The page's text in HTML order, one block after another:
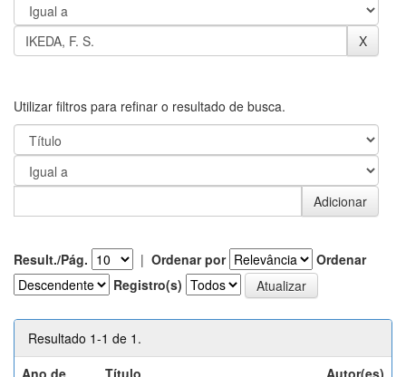
Utilizar filtros para refinar o resultado de busca.
Result./Pág. | Ordenar por
Ordenar
Registro(s)
Resultado 1-1 de 1.
Ano de
Título Autor(es)